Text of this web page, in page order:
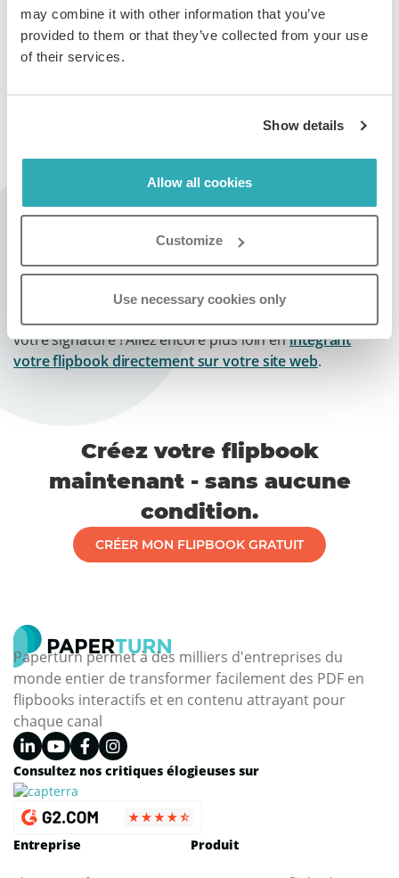
may combine it with other information that you’ve
provided to them or that they’ve collected from your use
of their services.
Show details
Allow all cookies
Customize
Use necessary cookies only
dans la signature e-mail à l’endroit désiré. L'image
Désormais, tout personne à qui vous envoyez un e-mail
pourra accéder à votre flipbook directement depuis
votre signature ! Allez encore plus loin enintégrant
votre flipbook directement sur votre site web.
Créez votre flipbook
maintenant - sans aucune
condition.
CRÉER MON FLIPBOOK GRATUIT
Paperturn permet à des milliers d'entreprises du
monde entier de transformer facilement des PDF en
flipbooks interactifs et en contenu attrayant pour
chaque canal
Consultez nos critiques élogieuses sur
Entreprise Produit